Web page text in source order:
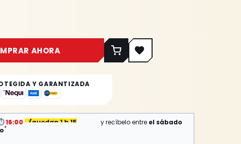
AHORA
Y GARANTIZADA
16:00 (quedan 1 h 15 min y recíbelo entre el sábado
*